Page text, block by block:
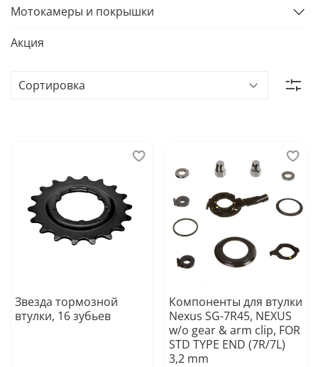
Звезда тормозной
втулки, 16 зубьев
Компоненты для втулки
Nexus SG-7R45, NEXUS
w/o gear & arm clip, FOR
STD TYPE END (7R/7L)
3,2 mm
Мотокамеры и покрышки
Акция